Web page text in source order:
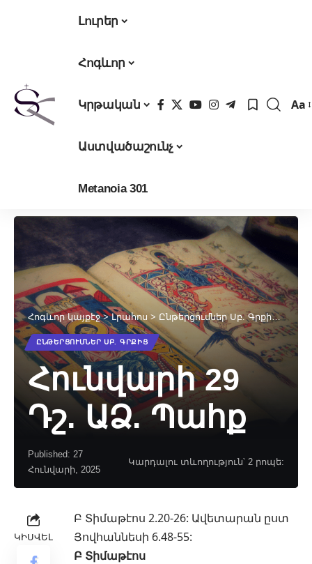
Լուրեր
Հոգևոր
Կրթական
Աստվածաշունչ
Metanoia 301
Aa
Հոգևոր կայքէջ>Լրահոս > Ընթերցումներ Սբ. Գրքից >
ԸՆԹԵՐՑՈՒՄՆԵՐ ՍԲ. ԳՐՔԻՑ
Հունվարի 29
Դշ. ԱՁ. Պահք
Published: 27
Հունվարի, 2025
Կարդալու տևողություն՝ 2 րոպե:
ԿԻՍՎԵԼ
Բ Տիմաթէոս 2.20-26: Ավետարան ըստ
Յովհաննեսի 6.48-55:
Բ Տիմաթէոս